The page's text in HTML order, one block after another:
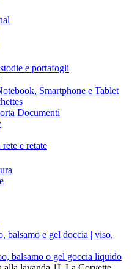
e portafogli
Smartphone e Tablet
Documenti
e retate
balsamo e gel doccia | viso,
balsamo o gel goccia liquido